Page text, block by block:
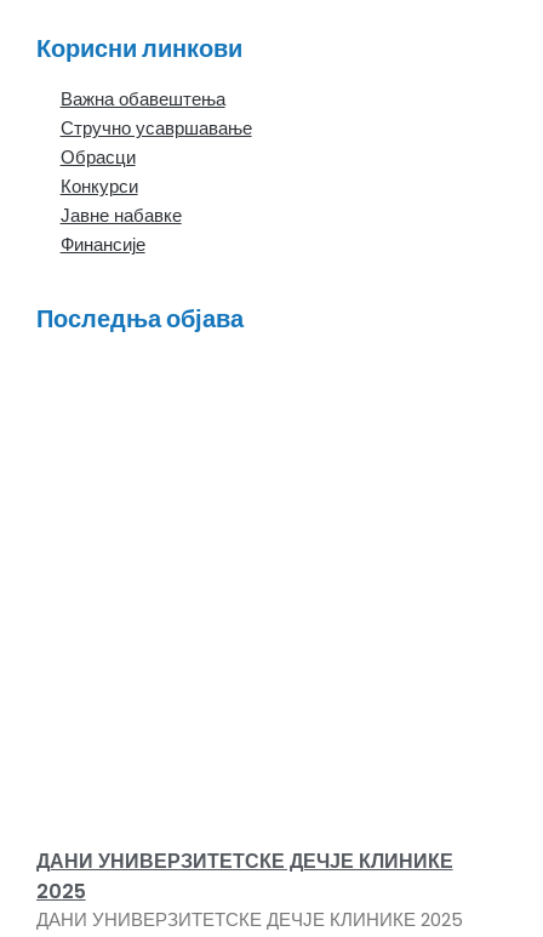
Корисни линкови
Важна обавештења
Стручно усавршавање
Обрасци
Конкурси
Јавне набавке
Финансије
Последња објава
ДАНИ УНИВЕРЗИТЕТСКЕ ДЕЧЈЕ КЛИНИКЕ
2025
ДАНИ УНИВЕРЗИТЕТСКЕ ДЕЧЈЕ КЛИНИКЕ 2025